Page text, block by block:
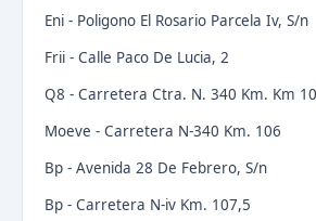
Eni - Poligono El Rosario Parcela Iv, S/n
Frii - Calle Paco De Lucia, 2
Q8 - Carretera Ctra. N. 340 Km. Km
Moeve - Carretera N-340 Km. 106
Bp - Avenida 28 De Febrero, S/n
Bp - Carretera N-iv Km. 107,5